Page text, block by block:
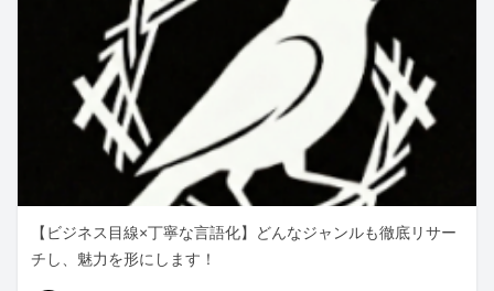
【ビジネス目線×丁寧な言語化】どんなジャンルも徹底リサー
チし、魅力を形にします！